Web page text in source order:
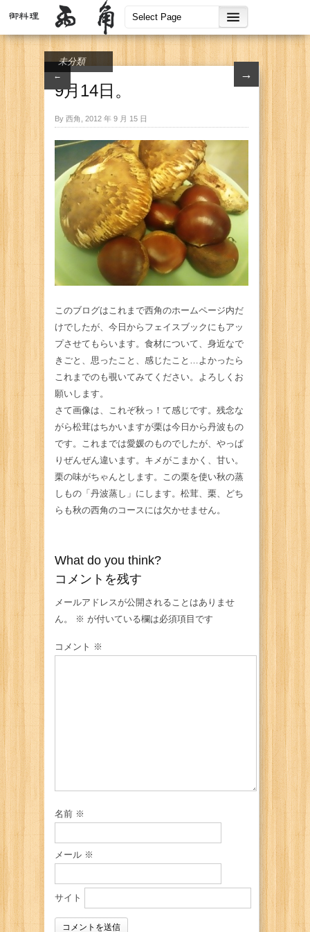
← →
未分類
9月14日。
By 西角, 2012 年 9 月 15 日
このブログはこれまで西角のホームページ内だ
けでしたが、今日からフェイスブックにもアッ
プさせてもらいます。食材について、身近なで
きごと、思ったこと、感じたこと…よかったら
これまでのも覗いてみてください。よろしくお
願いします。
さて画像は、これぞ秋っ！て感じです。残念な
がら松茸はちかいますが栗は今日から丹波もの
です。これまでは愛媛のものでしたが、やっぱ
りぜんぜん違います。キメがこまかく、甘い。
栗の味がちゃんとします。この栗を使い秋の蒸
しもの「丹波蒸し」にします。松茸、栗、どち
らも秋の西角のコースには欠かせません。
What do you think?
コメントを残す
メールアドレスが公開されることはありませ
ん。
※ が付いている欄は必須項目です
コメント ※
名前 ※
メール ※
サイト